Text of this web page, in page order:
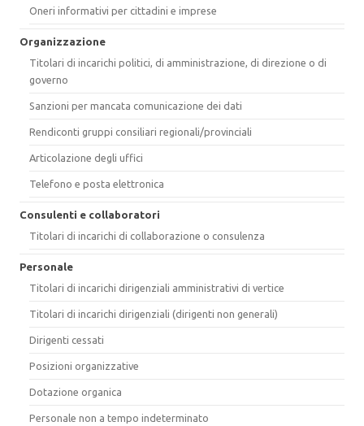
Oneri informativi per cittadini e imprese
Organizzazione
Titolari di incarichi politici, di amministrazione, di direzione o di
governo
Sanzioni per mancata comunicazione dei dati
Rendiconti gruppi consiliari regionali/provinciali
Articolazione degli uffici
Telefono e posta elettronica
Consulenti e collaboratori
Titolari di incarichi di collaborazione o consulenza
Personale
Titolari di incarichi dirigenziali amministrativi di vertice
Titolari di incarichi dirigenziali (dirigenti non generali)
Dirigenti cessati
Posizioni organizzative
Dotazione organica
Personale non a tempo indeterminato